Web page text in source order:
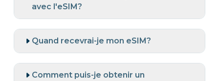
avec l'eSIM?
Quand recevrai-je mon eSIM?
Comment puis-je obtenir un